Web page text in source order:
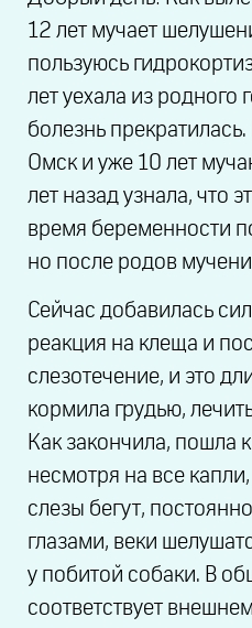
12 лет мучает
пользуюсь
лет уехала из родного
болезнь
Омск и уже 10 лет
лет назад узнала, что
время беременности
но после родов
Сейчас добавилась
реакция на клеща и
слезотечение, и это
кормила грудью,
Как закончила, пошла
несмотря на все
слезы бегут,
глазами, веки
у побитой собаки. В
соответствует